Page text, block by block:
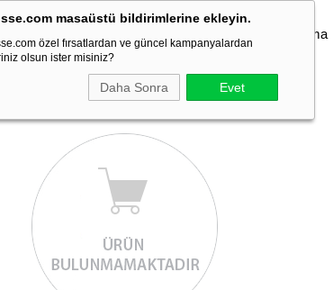
masaüstü bildirimlerine ekleyin.
özel fırsatlardan ve güncel kampanyalardan
olsun ister misiniz?
Daha Sonra Evet